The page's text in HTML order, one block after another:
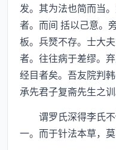
发。其为法也简而当
者。而间 括以己意。
板。兵燹不存。士大
者。往往病于差缪。
经目者矣。吾友院判
承先君子复斋先生之训
谓罗氏深得李氏不
一。而于针法本草，